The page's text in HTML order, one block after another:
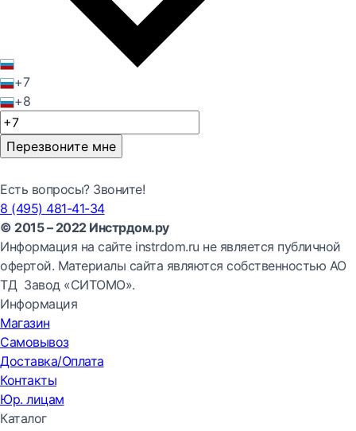
+7
+8
Перезвоните мне
Есть вопросы? Звоните!
8 (495) 481-41-34
© 2015 – 2022 Инстрдом.ру
Информация на сайте instrdom.ru не является публичной
офертой. Материалы сайта являются собственностью АО
ТД Завод «СИТОМО».
Информация
Магазин
Самовывоз
Доставка/Оплата
Контакты
Юр. лицам
Каталог